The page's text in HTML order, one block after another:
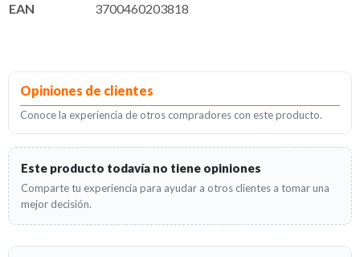
EAN 3700460203818
Opiniones de clientes
Conoce la experiencia de otros compradores con este producto.
Este producto todavía no tiene opiniones
Comparte tu experiencia para ayudar a otros clientes a tomar una
mejor decisión.